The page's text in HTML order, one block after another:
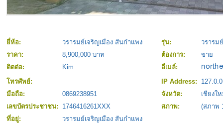
ยี่ห้อ: วรารมย์เจริญเมือง สันกำแพง รุ่น:
วรารม
ราคา:
8,900,000 บาท ต้องการ:
ขาย
ติดต่อ:
Kim
อีเมล์:
โทรศัพย์:
IP Address:
มือถือ:
0869238951 จังหวัด:
เชียงใ
เลขบัตรประชาชน:
1746416261XXX สภาพ:
(สภาพ
ที่อยู่:
วรารมย์เจริญเมือง สันกำแพง